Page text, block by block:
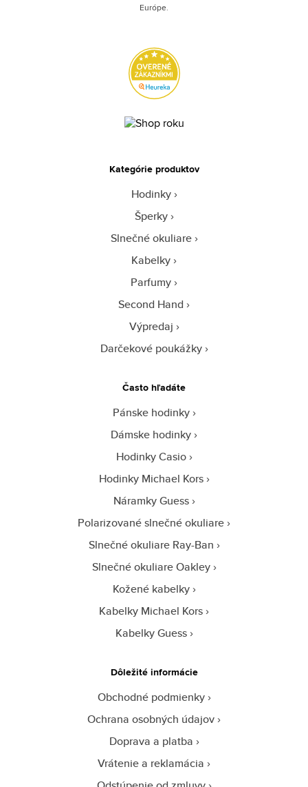
Európe.
Kategórie produktov
Hodinky
Šperky
Slnečné okuliare
Kabelky
Parfumy
Second Hand
Výpredaj
Darčekové poukážky
Často hľadáte
Pánske hodinky
Dámske hodinky
Hodinky Casio
Hodinky Michael Kors
Náramky Guess
Polarizované slnečné okuliare
Slnečné okuliare Ray-Ban
Slnečné okuliare Oakley
Kožené kabelky
Kabelky Michael Kors
Kabelky Guess
Dôležité informácie
Obchodné podmienky
Ochrana osobných údajov
Doprava a platba
Vrátenie a reklamácia